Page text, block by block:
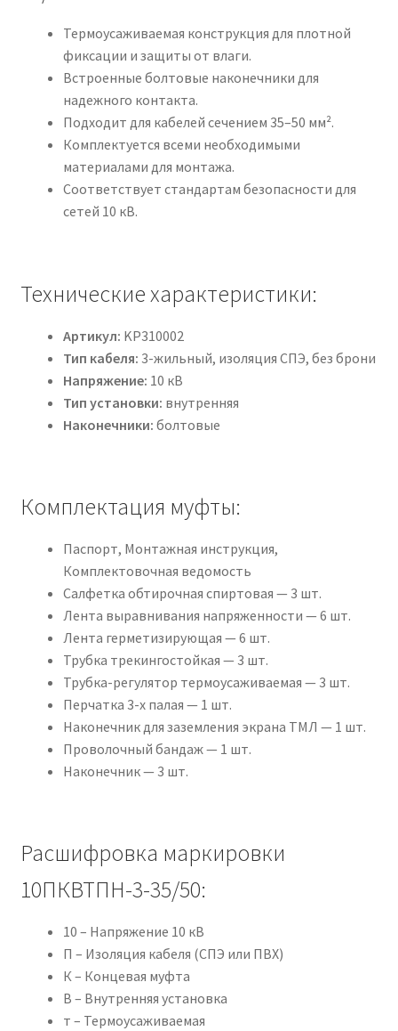
Термоусаживаемая конструкция для плотной
фиксации и защиты от влаги.
Встроенные болтовые наконечники для
надежного контакта.
Подходит для кабелей сечением 35–50 мм².
Комплектуется всеми необходимыми
материалами для монтажа.
Соответствует стандартам безопасности для
сетей 10 кВ.
Технические характеристики:
Артикул: KP310002
Тип кабеля: 3-жильный, изоляция СПЭ, без брони
Напряжение: 10 кВ
Тип установки: внутренняя
Наконечники: болтовые
Комплектация муфты:
Паспорт, Монтажная инструкция,
Комплектовочная ведомость
Салфетка обтирочная спиртовая — 3 шт.
Лента выравнивания напряженности — 6 шт.
Лента герметизирующая — 6 шт.
Трубка трекингостойкая — 3 шт.
Трубка-регулятор термоусаживаемая — 3 шт.
Перчатка 3-х палая — 1 шт.
Наконечник для заземления экрана ТМЛ — 1 шт.
Проволочный бандаж — 1 шт.
Наконечник — 3 шт.
Расшифровка маркировки
10ПКВТПН-3-35/50:
10 – Напряжение 10 кВ
П – Изоляция кабеля (СПЭ или ПВХ)
К – Концевая муфта
В – Внутренняя установка
т – Термоусаживаемая